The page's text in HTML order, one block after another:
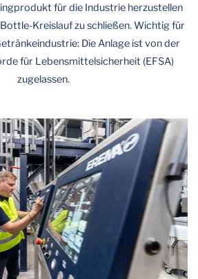
für die Industrie herzustellen
Kreislauf zu schließen. Wichtig für
Die Anlage ist von der
für Lebensmittelsicherheit (EFSA)
zugelassen.